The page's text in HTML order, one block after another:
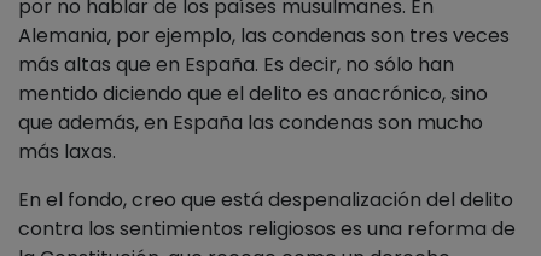
por no hablar de los países musulmanes. En
Alemania, por ejemplo, las condenas son tres veces
más altas que en España. Es decir, no sólo han
mentido diciendo que el delito es anacrónico, sino
que además, en España las condenas son mucho
más laxas.
En el fondo, creo que está despenalización del delito
contra los sentimientos religiosos es una reforma de